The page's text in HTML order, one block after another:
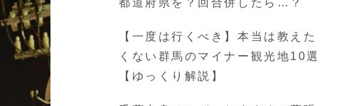
【一度は行くべき】本当は教えた
くない群馬のマイナー観光地10選
【ゆっくり解説】